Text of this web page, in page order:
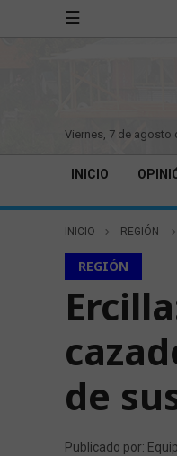
☰
viernes, 7 de agosto
INICIO
INICIO REGIÓN
REGIÓN
de
Publicado por: